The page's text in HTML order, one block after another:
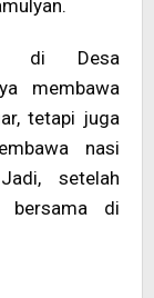
di Desa
membawa
tetapi juga
nasi
setelah
bersama di